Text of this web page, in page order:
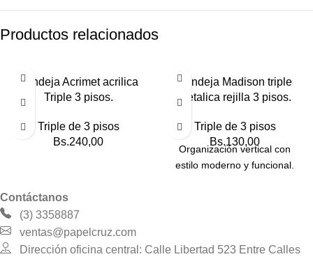
Productos relacionados
Bandeja Acrimet acrilica
Triple 3 pisos.
Triple de 3 pisos
Bs.240,00
Bandeja Madison triple
metalica rejilla 3 pisos.
Triple de 3 pisos
Bs.130,00
Organización vertical con
estilo moderno y funcional.
Contáctanos
(3) 3358887
ventas@papelcruz.com
Dirección oficina central: Calle Libertad 523 Entre Calles